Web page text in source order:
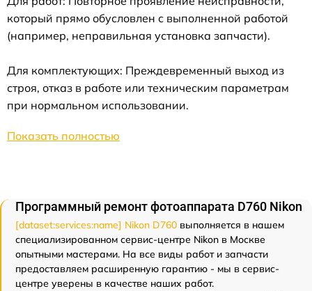
который прямо обусловлен с выполненной работой
(например, неправильная установка запчасти).
Для комплектующих: Преждевременный выход из
строя, отказ в работе или техническим параметрам
при нормальном использовании.
Показать полностью
Программный ремонт фотоаппарата D760 Nikon
[dataset:services:name] Nikon D760 выполняется в нашем
специализированном сервис-центре Nikon в Москве
опытными мастерами. На все виды работ и запчасти
предоставляем расширенную гарантию - мы в сервис-
центре уверены в качестве наших работ.